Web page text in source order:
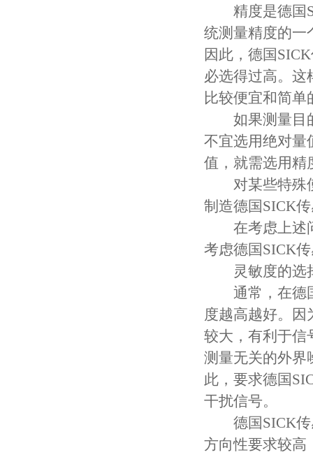
精度是德国
统测量精度的一
因此，德国
必选得过高。这
比较便宜和简
如果测量目的
不宜选用绝对量
值，就需选用精
对某些特殊使
制造德国SICK
在考虑上述问
考虑德国SICK
灵敏度的选
通常，在德国
度越高越好。
较大，有利于信
测量无关的外界
此，要求德国
干扰信号。
德国SICK传
方向性要求较高